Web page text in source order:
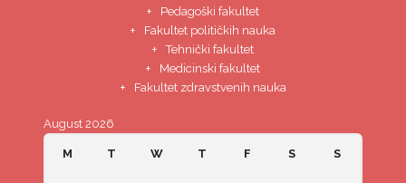
Pedagoški fakultet
Fakultet političkih nauka
Tehnički fakultet
Medicinski fakultet
Fakultet zdravstvenih nauka
August 2026
M T W T F S S